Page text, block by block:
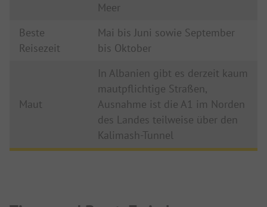
Meer
Beste
Reisezeit
Mai bis Juni sowie September
bis Oktober
Maut
In Albanien gibt es derzeit kaum
mautpflichtige Straßen,
Ausnahme ist die A1 im Norden
des Landes teilweise über den
Kalimash-Tunnel